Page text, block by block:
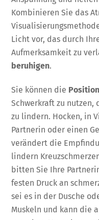
Kombinieren Sie das
Licht vor, das durch
Aufmerksamkeit zu
beruhigen.
Sie können die
Schwerkraft zu nutzen,
zu lindern. Hocken, in
Partnerin oder einen
verändert die
lindern
bitten Sie Ihre
festen Druck an
sei es in der Dusche
Muskeln und kann die